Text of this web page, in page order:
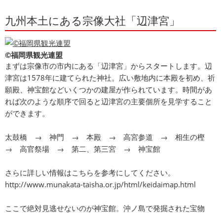
九州本土にある宗像大社「辺津宮」
©福岡県観光連盟
まずは宗像市の市内にある「辺津宮」からスタートします。辺
津宮は1578年に建てられた神社。広い敷地内に本殿を初め、祈
願殿、神宝館などいくつかの建屋が作られています。時間があ
れば次のような順序で回ると辺津宮の主要個所を見学すること
ができます。
太鼓橋 → 神門 → 本殿 → 高宮参道 → 相生の樫
→ 高官祭場 → 第二、第三宮 → 神宝館
さらに詳しい情報はこちらを参考にしてください。
http://www.munakata-taisha.or.jp/html/keidaimap.html
ここで絶対見逃せないのが神宝館。沖ノ島で発掘された宝物